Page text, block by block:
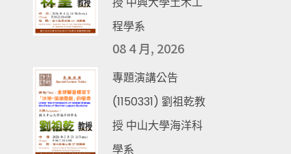
程學系
08 4 月, 2026
專題演講公告
(1150331) 劉祖乾教
授 中山大學海洋科
學系